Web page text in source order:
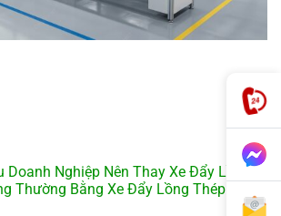
Doanh Nghiệp Nên Thay Xe Đẩy Lồng
Thường Bằng Xe Đẩy Lồng Thép Gấp